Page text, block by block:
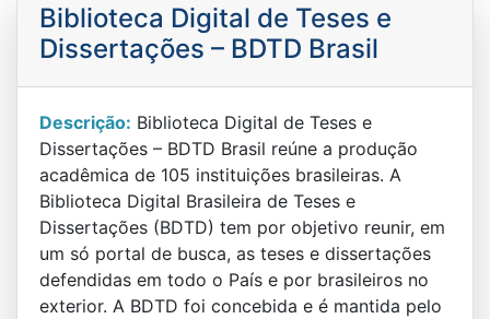
Biblioteca Digital de Teses e
Dissertações – BDTD Brasil
Descrição: Biblioteca Digital de Teses e
Dissertações – BDTD Brasil reúne a produção
acadêmica de 105 instituições brasileiras. A
Biblioteca Digital Brasileira de Teses e
Dissertações (BDTD) tem por objetivo reunir, em
um só portal de busca, as teses e dissertações
defendidas em todo o País e por brasileiros no
exterior. A BDTD foi concebida e é mantida pelo